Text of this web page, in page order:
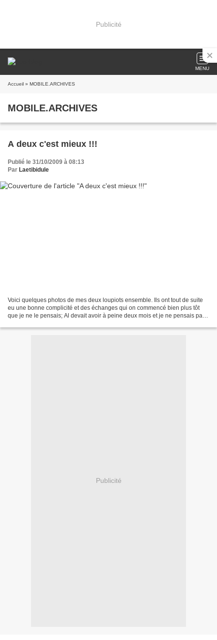
Publicité
MENU
Accueil » MOBILE.ARCHIVES
MOBILE.ARCHIVES
A deux c'est mieux !!!
Publié le 31/10/2009 à 08:13
Par Laetibidule
Voici quelques photos de mes deux loupiots ensemble. Ils ont tout de suite
eu une bonne complicité et des échanges qui on commencé bien plus tôt
que je ne le pensais; Al devait avoir à peine deux mois et je ne pensais pas
Publicité